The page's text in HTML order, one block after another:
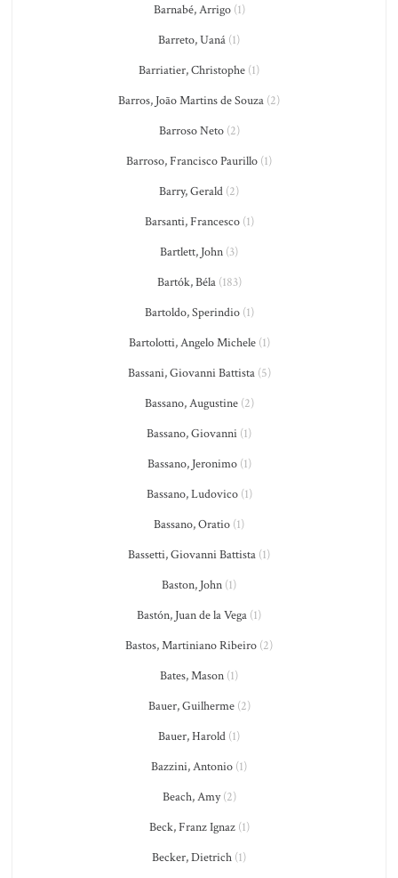
Barnabé, Arrigo(1)
Barreto, Uaná (1)
Barriatier, Christophe (1)
Barros, João Martins de Souza (2)
Barroso Neto(2)
Barroso, Francisco Paurillo (1)
Barry, Gerald (2)
Barsanti, Francesco(1)
Bartlett, John (3)
Bartók, Béla(183)
Bartoldo, Sperindio(1)
Bartolotti, Angelo Michele(1)
Bassani, Giovanni Battista(5)
Bassano, Augustine(2)
Bassano, Giovanni (1)
Bassano, Jeronimo(1)
Bassano, Ludovico(1)
Bassano, Oratio (1)
Bassetti, Giovanni Battista (1)
Baston, John (1)
Bastón, Juan de la Vega (1)
Bastos, Martiniano Ribeiro (2)
Bates, Mason (1)
Bauer, Guilherme(2)
Bauer, Harold (1)
Bazzini, Antonio (1)
Beach, Amy(2)
Beck, Franz Ignaz(1)
Becker, Dietrich (1)